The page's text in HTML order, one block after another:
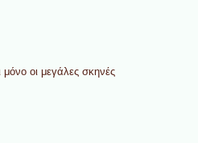
μόνο οι μεγάλες σκηνές